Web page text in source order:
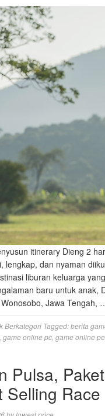
itinerary Dieng 2
lengkap, dan nyaman
liburan keluarga
baru untuk anak,
Jawa Tengah,
Berkategori Tagged:berita
game online pc game online
Pulsa,
Selling Race